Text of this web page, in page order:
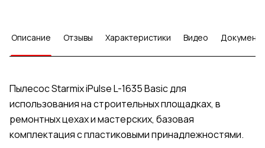
Описание Отзывы Характеристики Видео
Пылесос Starmix iPulse L-1635 Basic для
использования на строительных площадках, в
ремонтных цехах и мастерских, базовая
комплектация с пластиковыми принадлежностями.